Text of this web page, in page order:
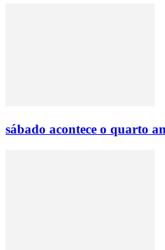
sábado acontece o quarto